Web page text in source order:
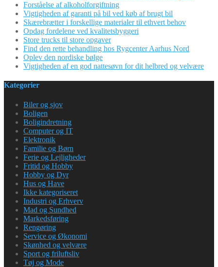
Forståelse af alkoholforgiftning
Vigtigheden af garanti på bil ved køb af brugt bil
Skærebrætter i forskellige materialer til ethvert behov
Opdag fordelene ved kvalitetsbyggeri
Store trucks til store opgaver
Find den rette behandling hos Rygcenter Aarhus Nord
Oplev den nordiske bølge
Vigtigheden af en god nattesøvn for dit helbred og velvære
Kategorier
Biler og sjov
Boligen
Boligindretning
Computer og IT
Elektronik
Familie og Børn
Ferie og Lejligheder
Fritid og Hobby
Hobby og Dyr
Hus og Have
Ikke kategoriseret
Industri og Erhverv
Mad og Sundhed
Markedsføring
Rengøring
Service og Økonomi
Skønhed og velvære
Sport og friluftsliv
Tøj og Mode